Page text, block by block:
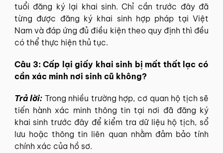
tuổi đăng ký lại khai sinh. Chỉ cần trước đây đã
từng được đăng ký khai sinh hợp pháp tại Việt
Nam và đáp ứng đủ điều kiện theo quy định thì đều
có thể thực hiện thủ tục.
Câu 3: Cấp lại giấy khai sinh bị mất thất lạc có
cần xác minh nơi sinh cũ không?
Trả lời: Trong nhiều trường hợp, cơ quan hộ tịch sẽ
tiến hành xác minh thông tin tại nơi đã đăng ký
khai sinh trước đây để kiểm tra dữ liệu hộ tịch, sổ
lưu hoặc thông tin liên quan nhằm đảm bảo tính
chính xác của hồ sơ.